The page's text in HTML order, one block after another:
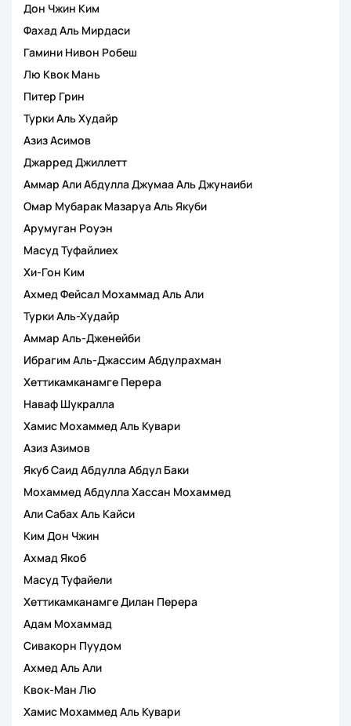
Дон Чжин Ким
Фахад Аль Мирдаси
Гамини Нивон Робеш
Лю Квок Мань
Питер Грин
Турки Аль Худайр
Азиз Асимов
Джарред Джиллетт
Аммар Али Абдулла Джумаа Аль Джунаиби
Омар Мубарак Мазаруа Аль Якуби
Арумуган Роуэн
Масуд Туфайлиех
Хи-Гон Ким
Ахмед Фейсал Мохаммад Аль Али
Турки Аль-Худайр
Аммар Аль-Дженейби
Ибрагим Аль-Джассим Абдулрахман
Хеттикамканамге Перера
Наваф Шукралла
Хамис Мохаммед Аль Кувари
Азиз Азимов
Якуб Саид Абдулла Абдул Баки
Мохаммед Абдулла Хассан Мохаммед
Али Сабах Аль Кайси
Ким Дон Чжин
Ахмад Якоб
Масуд Туфайели
Хеттикамканамге Дилан Перера
Адам Мохаммад
Сивакорн Пуудом
Ахмед Аль Али
Квок-Ман Лю
Хамис Мохаммед Аль Кувари